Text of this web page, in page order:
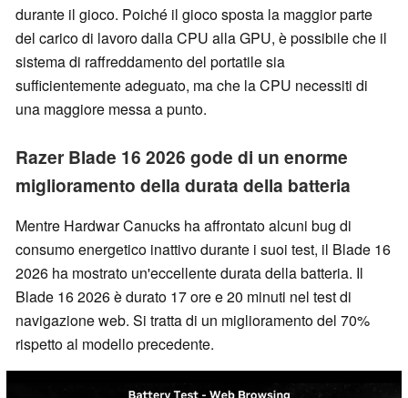
durante il gioco. Poiché il gioco sposta la maggior parte
del carico di lavoro dalla CPU alla GPU, è possibile che il
sistema di raffreddamento del portatile sia
sufficientemente adeguato, ma che la CPU necessiti di
una maggiore messa a punto.
Razer Blade 16 2026 gode di un enorme
miglioramento della durata della batteria
Mentre Hardwar Canucks ha affrontato alcuni bug di
consumo energetico inattivo durante i suoi test, il Blade 16
2026 ha mostrato un'eccellente durata della batteria. Il
Blade 16 2026 è durato 17 ore e 20 minuti nel test di
navigazione web. Si tratta di un miglioramento del 70%
rispetto al modello precedente.